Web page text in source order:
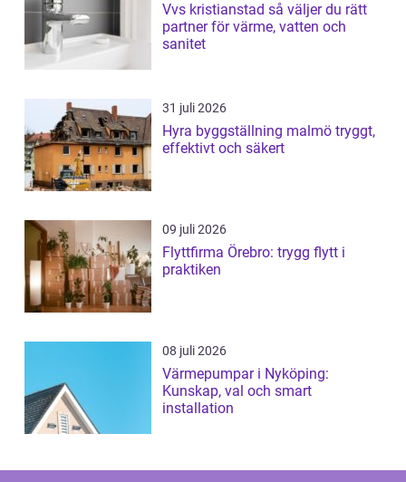
Vvs kristianstad så väljer du rätt
partner för värme, vatten och
sanitet
31 juli 2026
Hyra byggställning malmö tryggt,
effektivt och säkert
09 juli 2026
Flyttfirma Örebro: trygg flytt i
praktiken
08 juli 2026
Värmepumpar i Nyköping:
Kunskap, val och smart
installation